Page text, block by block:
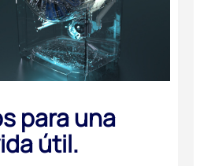
para una
útil.